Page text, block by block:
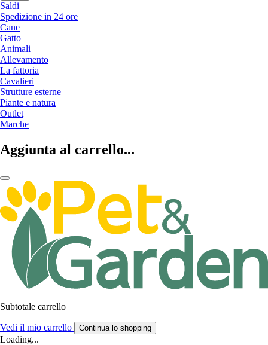
Saldi
Spedizione in 24 ore
Cane
Gatto
Animali
Allevamento
La fattoria
Cavalieri
Strutture esterne
Piante e natura
Outlet
Marche
Aggiunta al carrello...
Subtotale carrello
Vedi il mio carrello Continua lo shopping
Loading...